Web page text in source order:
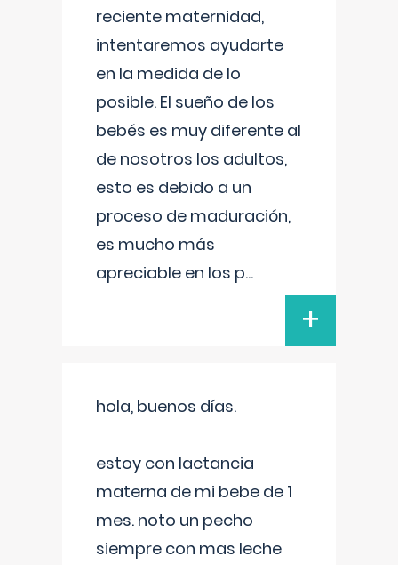
reciente maternidad,
intentaremos ayudarte
en la medida de lo
posible. El sueño de los
bebés es muy diferente al
de nosotros los adultos,
esto es debido a un
proceso de maduración,
es mucho más
apreciable en los p...
+
hola, buenos días.
estoy con lactancia
materna de mi bebe de 1
mes. noto un pecho
siempre con mas leche